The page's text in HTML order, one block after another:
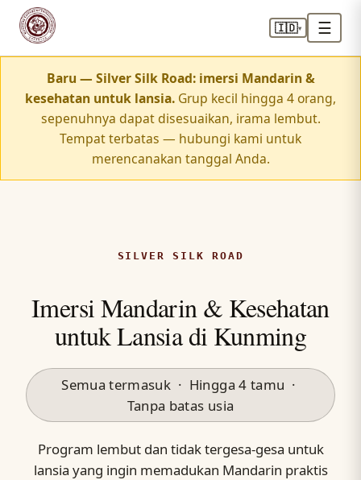
🇮🇩▾ ☰
Baru — Silver Silk Road: imersi Mandarin &
kesehatan untuk lansia. Grup kecil hingga 4 orang,
sepenuhnya dapat disesuaikan, irama lembut.
Tempat terbatas — hubungi kami untuk
merencanakan tanggal Anda.
SILVER SILK ROAD
Imersi Mandarin & Kesehatan
untuk Lansia di Kunming
Semua termasuk · Hingga 4 tamu ·
Tanpa batas usia
Program lembut dan tidak tergesa-gesa untuk
lansia yang ingin memadukan Mandarin praktis